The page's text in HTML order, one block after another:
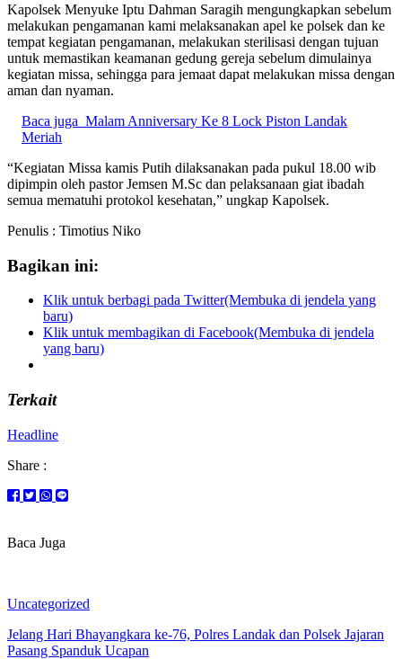
Kapolsek Menyuke Iptu Dahman Saragih mengungkapkan sebelum
melakukan pengamanan kami melaksanakan apel ke polsek dan ke
tempat kegiatan pengamanan, melakukan sterilisasi dengan tujuan
untuk memastikan keamanan gedung gereja sebelum dimulainya
kegiatan missa, sehingga para jemaat dapat melakukan missa dengan
aman dan nyaman.
Baca juga Malam Anniversary Ke 8 Lock Piston Landak
Meriah
“Kegiatan Missa kamis Putih dilaksanakan pada pukul 18.00 wib
dipimpin oleh pastor Jemsen M.Sc dan pelaksanaan giat ibadah
semua mematuhi protokol kesehatan,” ungkap Kapolsek.
Penulis : Timotius Niko
Bagikan ini:
Klik untuk berbagi pada Twitter(Membuka di jendela yang
baru)
Klik untuk membagikan di Facebook(Membuka di jendela
yang baru)
Terkait
Headline
Share :
Baca Juga
Uncategorized
Jelang Hari Bhayangkara ke-76, Polres Landak dan Polsek Jajaran
Pasang Spanduk Ucapan